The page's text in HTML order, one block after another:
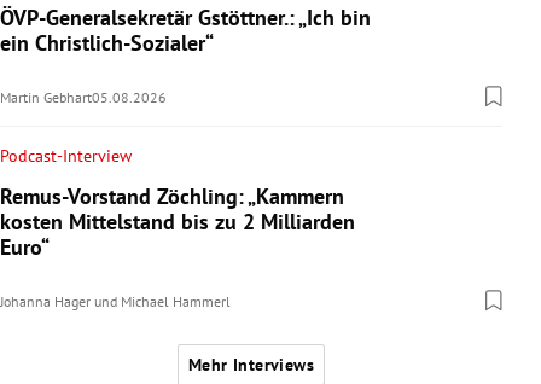
ÖVP-Generalsekretär Gstöttner.: „Ich bin
ein Christlich-Sozialer“
Martin Gebhart05.08.2026
Podcast-Interview
Remus-Vorstand Zöchling: „Kammern
kosten Mittelstand bis zu 2 Milliarden
Euro“
Johanna Hager und Michael Hammerl
Mehr Interviews